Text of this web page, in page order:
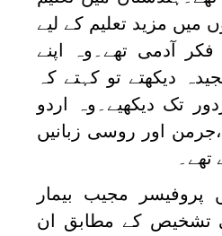
میں مزید تعلیم کے لیے
آدمی تھے۔وہ اپنے
دیکھتے تو کہتے کہ
تک دیکھیے۔وہ اردو
،جرمن اور روسی زبانیں
تھے۔
1972میں پروفیسر مجیب بیمار
تشخیص کے مطابق ان